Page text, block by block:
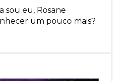
sou eu, Rosane
um pouco mais?